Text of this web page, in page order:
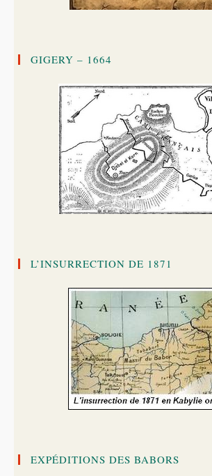
GIGERY – 1664
L’INSURRECTION DE 1871
EXPÉDITIONS DES BABORS